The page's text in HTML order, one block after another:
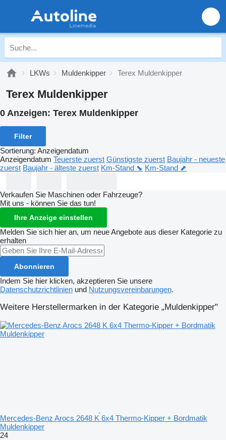
LKWs Muldenkipper Terex Muldenkipper
Terex Muldenkipper
0 Anzeigen: Terex Muldenkipper
Filter
Sortierung: Anzeigendatum
Anzeigendatum Teuerste zuerst Günstigste zuerst Baujahr - neueste
zuerst Baujahr - älteste zuerst Km-Stand ⬊ Km-Stand ⬈
Verkaufen Sie Maschinen oder Fahrzeuge?
Mit uns - können Sie das tun!
Ihre Anzeige einstellen
Melden Sie sich hier an, um neue Angebote aus dieser Kategorie zu
erhalten
Abonnieren
Indem Sie hier klicken, akzeptieren Sie unsere
Datenschutzrichtlinien und Nutzungsvereinbarungen.
Weitere Herstellermarken in der Kategorie „Muldenkipper"
Mercedes-Benz Arocs 2648 K 6x4 Thermo-Kipper + Bordmatik
Muldenkipper
24